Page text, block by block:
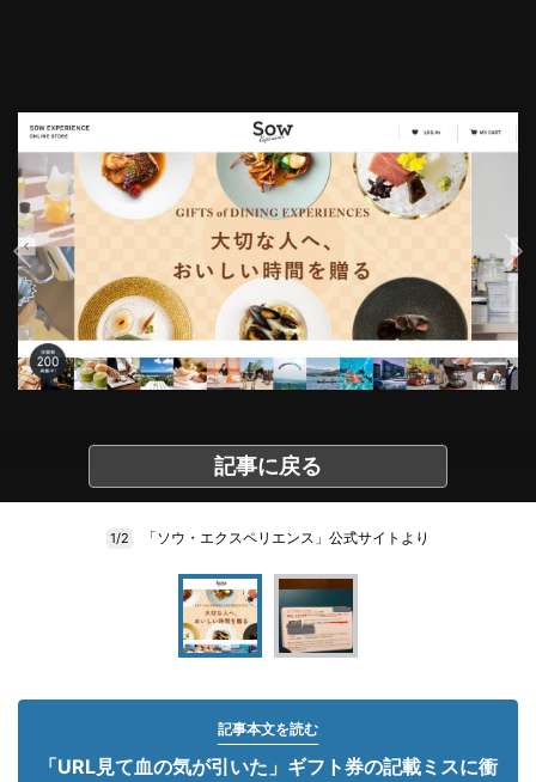
記事に戻る
1/2 「ソウ・エクスペリエンス」公式サイトより
記事本文を読む
「URL見て血の気が引いた」ギフト券の記載ミスに衝